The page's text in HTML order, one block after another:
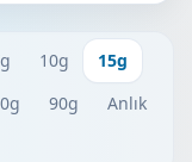
10g
15g
90g
Anlık